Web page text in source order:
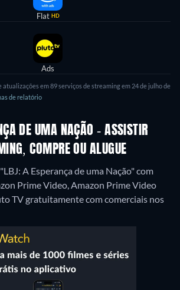
Flat HD
Ads
em 89 serviços de streaming em 24 de julho de
de relatório
DE UMA NAÇÃO - ASSISTIR
COMPRE OU ALUGUE
A Esperança de uma Nação" com
Prime Video, Amazon Prime Video
TV gratuitamente com comerciais nos